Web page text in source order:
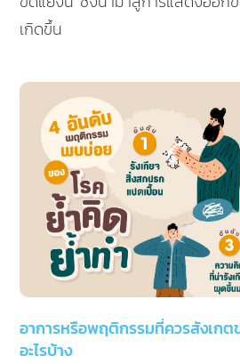
เกิดขึ้น
อาการหรือพฤติกรรมที่ควรสังเกต
อะไรบ้าง